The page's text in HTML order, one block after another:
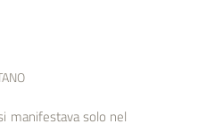
manifestava solo nel